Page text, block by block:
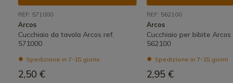
REF: 571000
Arcos
Cucchiaio da tavola Arcos ref.
571000
Spedizione in 7-15 giorni
2,50 €
REF: 562100
Arcos
Cucchiaio per bibite Arcos
562100
Spedizione in 7-15 giorni
2,95 €